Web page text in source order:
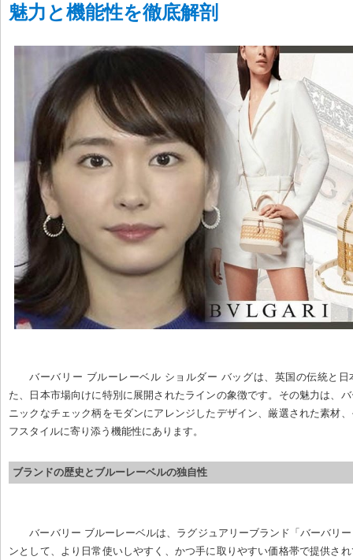
魅力と機能性を徹底解剖
バーバリー ブルーレーベル ショルダー バッグは、英国の伝統と日
た、日本市場向けに特別に展開されたラインの象徴です。その魅力は、
ニックなチェック柄をモダンにアレンジしたデザイン、厳選された素材
フスタイルに寄り添う機能性にあります。
ブランドの歴史とブルーレーベルの独自性
バーバリー ブルーレーベルは、ラグジュアリーブランド「バーバリ
ンとして、より日常使いしやすく、かつ手に取りやすい価格帯で提供さ